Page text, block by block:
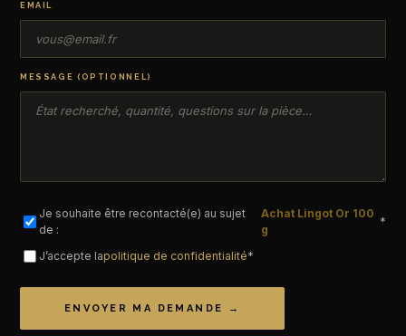
EMAIL
MESSAGE (OPTIONNEL)
Je souhaite être recontacté(e) au sujet
de :
Achat Lingot Or 100
g
*
J’accepte lapolitique de confidentialité*
ENVOYER MA DEMANDE →